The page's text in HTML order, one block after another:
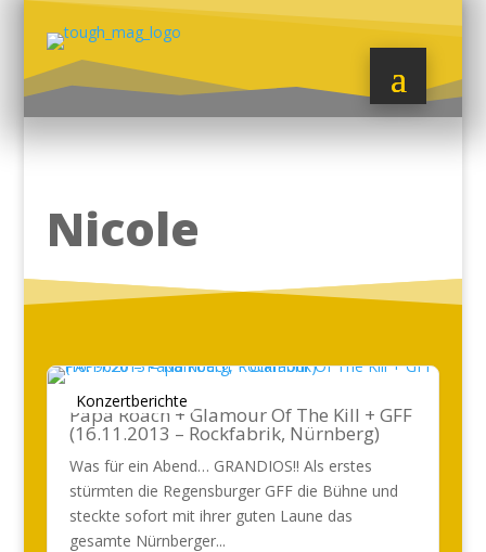
Nicole
Konzertberichte
Papa Roach + Glamour Of The Kill + GFF
(16.11.2013 – Rockfabrik, Nürnberg)
Was für ein Abend… GRANDIOS!! Als erstes
stürmten die Regensburger GFF die Bühne und
steckte sofort mit ihrer guten Laune das
gesamte Nürnberger...